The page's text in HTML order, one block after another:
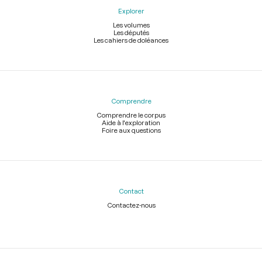
Explorer
Les volumes
Les députés
Les cahiers de doléances
Comprendre
Comprendre le corpus
Aide à l'exploration
Foire aux questions
Contact
Contactez-nous
Légal